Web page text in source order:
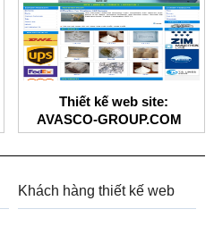
Thiết kế web site:
AVASCO-GROUP.COM
Khách hàng thiết kế web